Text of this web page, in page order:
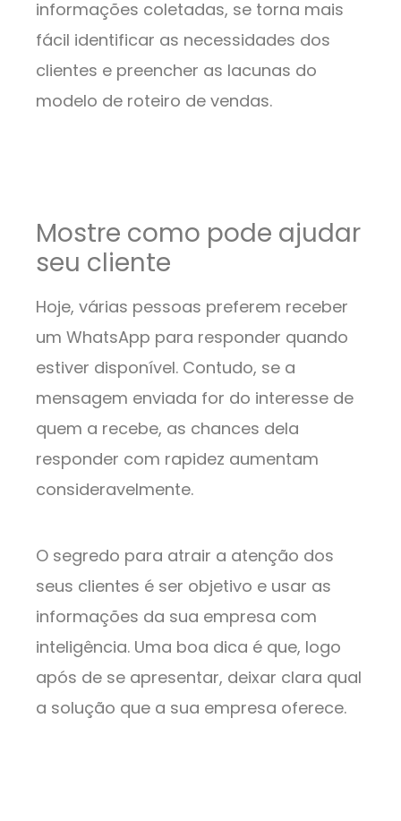
informações coletadas, se torna mais
fácil identificar as necessidades dos
clientes e preencher as lacunas do
modelo de roteiro de vendas.
Mostre como pode ajudar
seu cliente
Hoje, várias pessoas preferem receber
um WhatsApp para responder quando
estiver disponível. Contudo, se a
mensagem enviada for do interesse de
quem a recebe, as chances dela
responder com rapidez aumentam
consideravelmente.
O segredo para atrair a atenção dos
seus clientes é ser objetivo e usar as
informações da sua empresa com
inteligência. Uma boa dica é que, logo
após de se apresentar, deixar clara qual
a solução que a sua empresa oferece.